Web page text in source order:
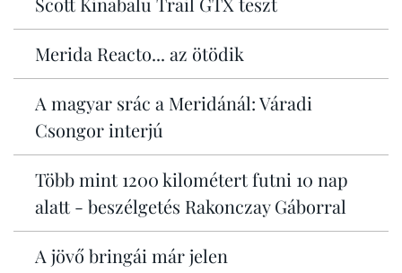
Merida Reacto... az ötödik
A magyar srác a Meridánál: Váradi
Csongor interjú
Több mint 1200 kilométert futni 10 nap
alatt - beszélgetés Rakonczay Gáborral
A jövő bringái már jelen